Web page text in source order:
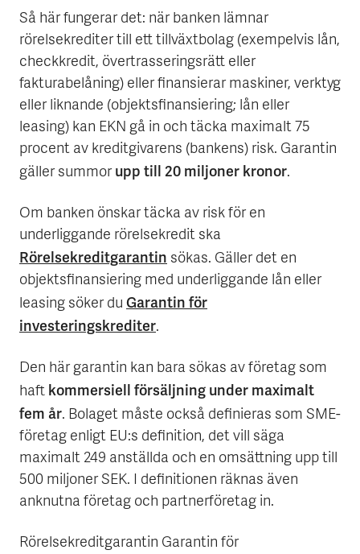
Så här fungerar det: när banken lämnar
rörelsekrediter till ett tillväxtbolag (exempelvis lån,
checkkredit, övertrasseringsrätt eller
fakturabelåning) eller finansierar maskiner, verktyg
eller liknande (objektsfinansiering; lån eller
leasing) kan EKN gå in och täcka maximalt 75
procent av kreditgivarens (bankens) risk. Garantin
gäller summorupp till 20 miljoner kronor.
Om banken önskar täcka av risk för en
underliggande rörelsekredit ska
Rörelsekreditgarantin sökas. Gäller det en
objektsfinansiering med underliggande lån eller
leasing söker du Garantin för
investeringskrediter.
Den här garantin kan bara sökas av företag som
haft kommersiell försäljning under maximalt
fem år. Bolaget måste också definieras som SME-
företag enligt EU:s definition, det vill säga
maximalt 249 anställda och en omsättning upp till
500 miljoner SEK. I definitionen räknas även
anknutna företag och partnerföretag in.
Rörelsekreditgarantin Garantin för